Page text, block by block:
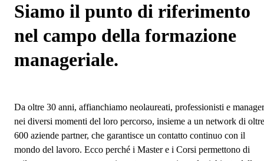
Siamo il punto di riferimento
nel campo della formazione
manageriale.
Da oltre 30 anni, affianchiamo neolaureati, professionisti e manager
nei diversi momenti del loro percorso, insieme a un network di oltre
600 aziende partner, che garantisce un contatto continuo con il
mondo del lavoro. Ecco perché i Master e i Corsi permettono di